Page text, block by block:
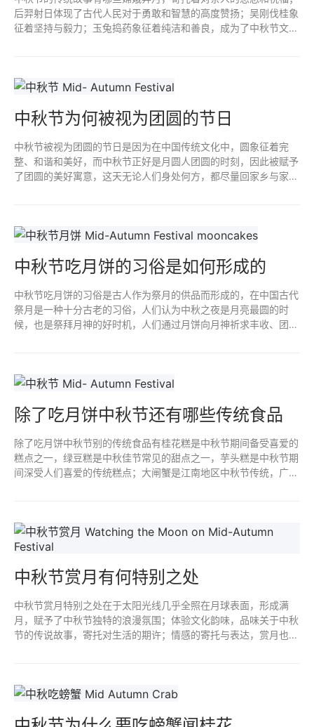
后羿射日体现了古代人民对于勇敢和智慧的高度赞扬；吴刚伐桂象
征着坚持与毅力；玉兔捣药象征着纯洁和善良，成为了中秋节文化
中秋节为何被视为团圆的节日
中秋节被视为团圆的节日是因为在中国传统文化中，圆象征着完
整、和谐和美好，而中秋节正好是月圆人团圆的时刻，因此被赋予
了团圆的美好寓意，这天无论人们身处何方，都尽量回家乡与家人
中秋节吃月饼的习俗是如何形成的
中秋节吃月饼的习俗是古人作为祭月的供品而形成的，在中国古代
祭月是一种十分古老的习俗，人们认为中秋之夜是月亮最圆的时
候，也是祭拜月神的好时机，人们通过月饼向月神祈求丰收、团圆
除了吃月饼中秋节还有哪些传统食品
除了吃月饼中秋节别的传统食品有桂花糕是中秋节期间备受喜爱的
糕点之一，绿豆糕是中秋佳节常见的甜点之一，芋头糕是中秋节期
间深受人们喜爱的传统糕点；大闸蟹是江南地区中秋节传统，广东
中秋节赏月有何特别之处
中秋节赏月特别之处在于太阳光线几乎全照在月球表面，形成满
月，赋予了中秋节独特的浪漫氛围；体验文化韵味，品味关于中秋
节的传说故事，寄托对生活的期许；情感的寄托与表达，赏月也成